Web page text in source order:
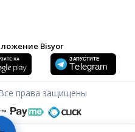
Bisyor
права защищены